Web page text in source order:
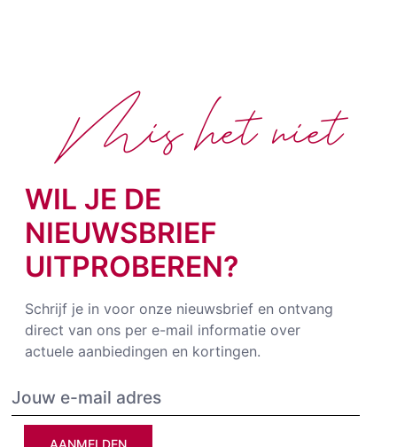
WIL JE DE
NIEUWSBRIEF
UITPROBEREN?
Schrijf je in voor onze nieuwsbrief en ontvang
direct van ons per e-mail informatie over
actuele aanbiedingen en kortingen.
AANMELDEN
Mis het niet